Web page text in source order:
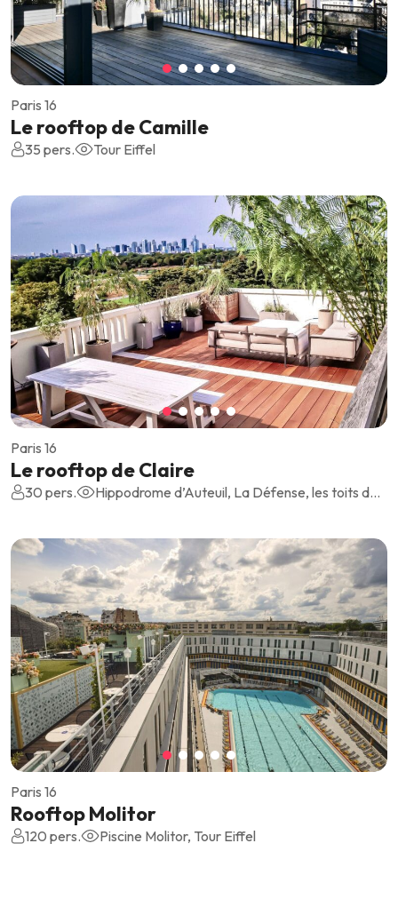
Paris 16
Le rooftop de Camille
35 pers. Tour Eiffel
Paris 16
Le rooftop de Claire
30 pers. Hippodrome d’Auteuil, La Défense, les toits de Paris
Paris 16
Rooftop Molitor
120 pers. Piscine Molitor, Tour Eiffel